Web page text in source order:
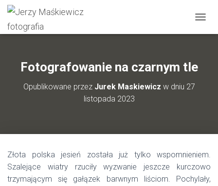
R
G
C
Fotografowanie na czarnym tle
Opublikowane przez Jurek Maskiewicz w dniu 27
listopada 2023
Złota polska jesień została już tylko wspomnieniem.
Szalejące wiatry rzuciły wyzwanie jeszcze kurczowo
trzymającym się gałązek barwnym liściom. Pochylały,